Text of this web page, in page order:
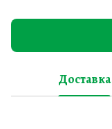
Доставка